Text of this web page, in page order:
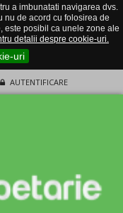
a imbunatati navigarea dvs.
nu de acord cu folosirea de
este posibil ca unele zone ale
detalii despre cookie-uri.
uri
AUTENTIFICARE